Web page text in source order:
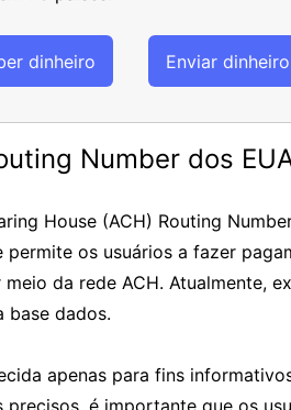
dinheiro Enviar dinheiro
Number dos
House (ACH) Routing
permite os usuários a fazer
da rede ACH. Atualmente,
base dados.
apenas para fins